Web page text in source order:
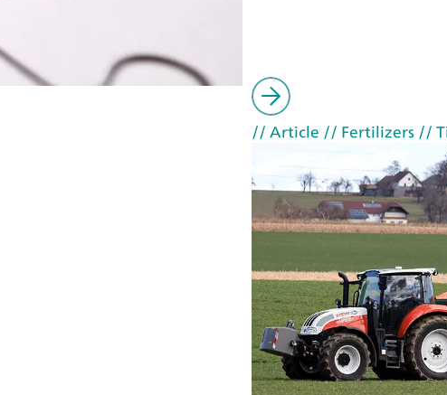
// Article // Fertilizers //